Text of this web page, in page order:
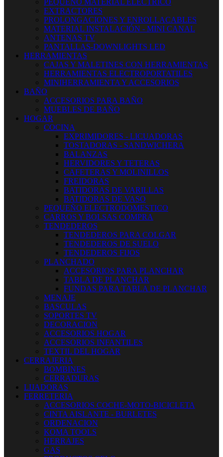
PEQUEÑO MATERIAL ELECTRICO
EXTRACTORES
PROLONGACIONES Y ENROLLACABLES
MATERIAL INSTALACIÓN - MINI CANAL
ANTENAS TV
PANTALLAS-DOWNLIGHTS LED
HERRAMIENTAS
CAJAS Y MALETINES CON HERRAMIENTAS
HERRAMIENTAS ELECTROPORTATILES
MINIHERRAMIENTA Y ACCESORIOS
BAÑO
ACCESORIOS PARA BAÑO
MUEBLES DE BAÑO
HOGAR
COCINA
EXPRIMIDORES - LICUADORAS
TOSTADORAS - SANDWICHERA
BALANZAS
HERVIDORES Y TETERAS
CAFETERAS Y MOLINILLOS
FREIDORAS
BATIDORAS DE VARILLAS
BATIDORAS DE VASO
PEQUEÑO ELECTRODOMESTICO
CARROS Y BOLSAS COMPRA
TENDEDEROS
TENDEDEROS PARA COLGAR
TENDEDEROS DE SUELO
TENDEDEROS FIJOS
PLANCHADO
ACCESORIOS PARA PLANCHAR
TABLA DE PLANCHAR
FUNDAS PARA TABLA DE PLANCHAR
MENAJE
BASCULAS
SOPORTES TV
DECORACION
ACCESORIOS HOGAR
ACCESORIOS INFANTILES
TEXTIL DEL HOGAR
CERRAJERIA
BOMBINES
CERRADURAS
LIJADORAS
FERRETERIA
ACCESORIOS COCHE-MOTO-BICICLETA
CINTA AISLANTE - BURLETES
ORDENACION
KOMA TOOLS
HERRAJES
GAS